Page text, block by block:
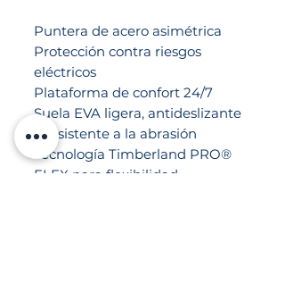
Puntera de acero asimétrica
Protección contra riesgos
eléctricos
Plataforma de confort 24/7
Suela EVA ligera, antideslizante
y resistente a la abrasión
Tecnología Timberland PRO®
FLEX para flexibilidad